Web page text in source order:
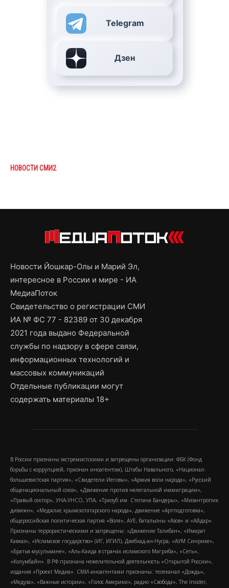
Telegram
Дзен
НОВОСТИ СМИ2
Новости Йошкар-Олы и Марий Эл,
интересное в России и мире - ИА
МедиаПоток
Свидетельство о регистрации СМИ
ИА № ФС 77 - 82389 от 30 декабря
2021 года выдано Федеральной
службы по надзору в сфере связи,
информационных технологий и
массовых коммуникаций
Отдельные публикации могут
содержать материалы 18+
В России признаны экстремистскими и запрещены организации: ФБК (Фонд
борьбы с коррупцией, признан иноагентом), Штабы Навального, «Национал-
большевистская партия», «Свидетели Иеговы», «Армия воли народа», «Русский
общенациональный союз», «Движение против нелегальной иммиграции»,
«Правый сектор», УНА-УНСО, УПА, «Тризуб им. Степана Бандеры», «Мизантропик
дивижн», «Меджлис крымскотатарского народа», движение «Артподготовка»,
общероссийская политическая партия «Воля», АУЕ, батальоны «Азов» и «Айдар».
Признаны террористическими и запрещены: «Движение Талибан», «Имарат
Кавказ», «Исламское государство» (ИГ, ИГИЛ), Джебхад-ан-Нусра, «АУМ Синрике»,
«Братья-мусульмане», «Аль-Каида в странах исламского Магриба», «Сеть»,
«Колумбайн». В РФ признана нежелательной деятельность «Открытой России»,
издания «Проект Медиа». СМИ-иноагентами признаны: телеканал «Дождь»,
«Медуза», «Важные истории», «Голос Америки», радио «Свобода», The Insider,